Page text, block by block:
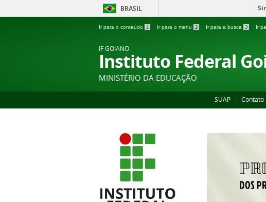
BRASIL
Ir para o conteúdo 1 Ir para o menu 2 Ir para a busca 3 Ir
IF GOIANO
Instituto Federal
MINISTÉRIO DA EDUCAÇÃO
SUAP Contato